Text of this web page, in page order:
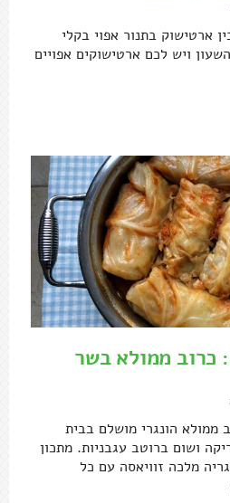
ארטישוק בתנור אפוי בקלי
על השעון ויש לכם ארטישוקים אפויים
כרוב ממולא בשר
ממולא הונגרי מושלם בבית
ושום ברוטב עגבניות. מתכון
מלכה זוויאסה עם כל